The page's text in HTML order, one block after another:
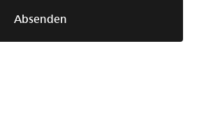
Absenden